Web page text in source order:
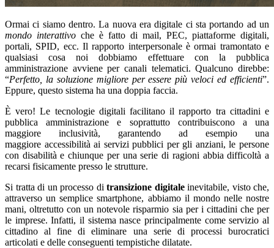
Ormai ci siamo dentro. La nuova era digitale ci sta portando ad un
mondo interattivo che è fatto di mail, PEC, piattaforme digitali,
portali, SPID, ecc. Il rapporto interpersonale è ormai tramontato e
qualsiasi cosa noi dobbiamo effettuare con la pubblica
amministrazione avviene per canali telematici. Qualcuno direbbe:
“Perfetto, la soluzione migliore per essere più veloci ed efficienti”.
Eppure, questo sistema ha una doppia faccia.
È vero! Le tecnologie digitali facilitano il rapporto tra cittadini e
pubblica amministrazione e soprattutto contribuiscono a una
maggiore inclusività, garantendo ad esempio una
maggiore accessibilità ai servizi pubblici per gli anziani, le persone
con disabilità e chiunque per una serie di ragioni abbia difficoltà a
recarsi fisicamente presso le strutture.
Si tratta di un processo di transizione digitaleinevitabile, visto che,
attraverso un semplice smartphone, abbiamo il mondo nelle nostre
mani, oltretutto con un notevole risparmio sia per i cittadini che per
le imprese. Infatti, il sistema nasce principalmente come servizio al
cittadino al fine di eliminare una serie di processi burocratici
articolati e delle conseguenti tempistiche dilatate.